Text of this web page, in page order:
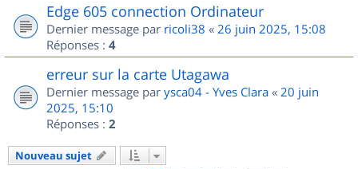
Edge 605 connection Ordinateur
Dernier message par ricoli38 « 26 juin 2025, 15:08
Réponses : 4
erreur sur la carte Utagawa
Dernier message par ysca04 - Yves Clara « 20 juin
2025, 15:10
Réponses : 2
Nouveau sujet